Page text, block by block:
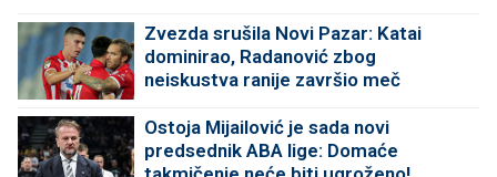
Zvezda srušila Novi Pazar: Katai
dominirao, Radanović zbog
neiskustva ranije završio meč
Ostoja Mijailović je sada novi
predsednik ABA lige: Domaće